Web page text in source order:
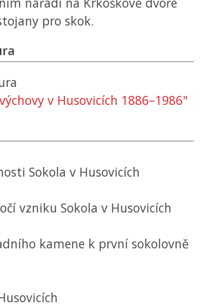
pro skok.
v Husovicích 1886–1986"
Sokola v Husovicích
vzniku Sokola v Husovicích
kamene k první sokolovně